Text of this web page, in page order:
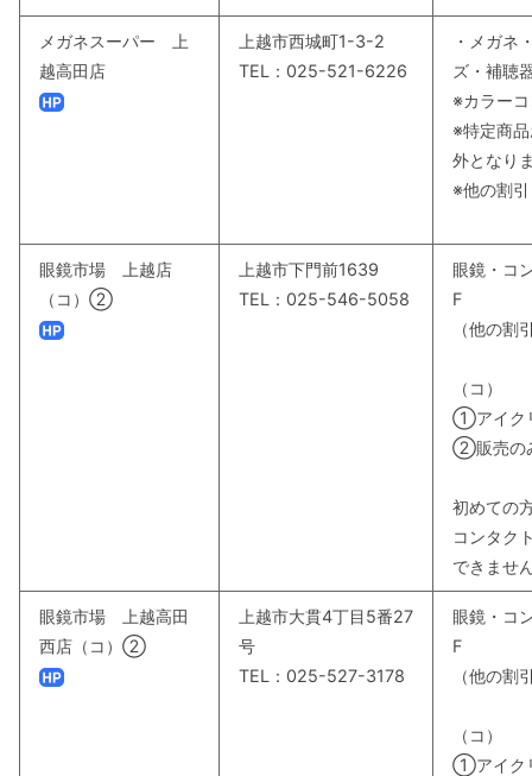
メガネスーパー 上
越高田店
上越市西城町1-3-2
TEL：025-521-6226
・メガネ
ズ・補聴
※カラー
※特定商
外となり
※他の割
眼鏡市場 上越店
（コ）②
上越市下門前1639
TEL：025-546-5058
眼鏡・コ
F
（他の割
（コ）
①アイク
②販売の
初めての
コンタク
できませ
眼鏡市場 上越高田
西店（コ）②
上越市大貫4丁目5番27
号
TEL：025-527-3178
眼鏡・コ
F
（他の割
（コ）
①アイク